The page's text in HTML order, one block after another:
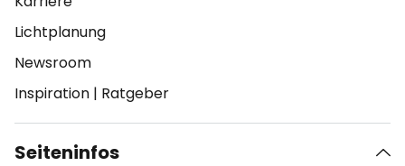
Lichtplanung
Newsroom
Inspiration | Ratgeber
Seiteninfos